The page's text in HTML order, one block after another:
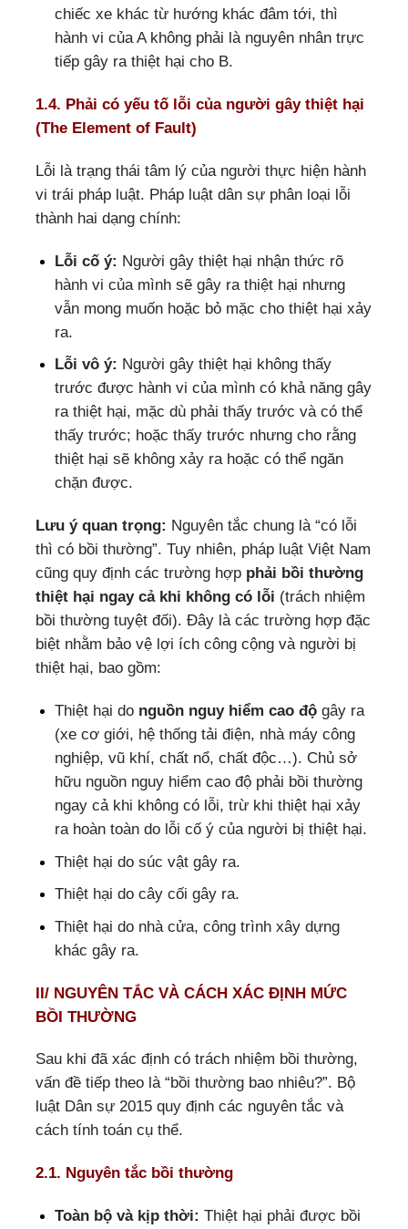
chiếc xe khác từ hướng khác đâm tới, thì
hành vi của A không phải là nguyên nhân trực
tiếp gây ra thiệt hại cho B.
1.4. Phải có yếu tố lỗi của người gây thiệt hại
(The Element of Fault)
Lỗi là trạng thái tâm lý của người thực hiện hành
vi trái pháp luật. Pháp luật dân sự phân loại lỗi
thành hai dạng chính:
Lỗi cố ý: Người gây thiệt hại nhận thức rõ
hành vi của mình sẽ gây ra thiệt hại nhưng
vẫn mong muốn hoặc bỏ mặc cho thiệt hại xảy
ra.
Lỗi vô ý: Người gây thiệt hại không thấy
trước được hành vi của mình có khả năng gây
ra thiệt hại, mặc dù phải thấy trước và có thể
thấy trước; hoặc thấy trước nhưng cho rằng
thiệt hại sẽ không xảy ra hoặc có thể ngăn
chặn được.
Lưu ý quan trọng: Nguyên tắc chung là “có lỗi
thì có bồi thường”. Tuy nhiên, pháp luật Việt Nam
cũng quy định các trường hợp phải bồi thường
thiệt hại ngay cả khi không có lỗi (trách nhiệm
bồi thường tuyệt đối). Đây là các trường hợp đặc
biệt nhằm bảo vệ lợi ích công cộng và người bị
thiệt hại, bao gồm:
Thiệt hại do nguồn nguy hiểm cao độgây ra
(xe cơ giới, hệ thống tải điện, nhà máy công
nghiệp, vũ khí, chất nổ, chất độc…). Chủ sở
hữu nguồn nguy hiểm cao độ phải bồi thường
ngay cả khi không có lỗi, trừ khi thiệt hại xảy
ra hoàn toàn do lỗi cố ý của người bị thiệt hại.
Thiệt hại do súc vật gây ra.
Thiệt hại do cây cối gây ra.
Thiệt hại do nhà cửa, công trình xây dựng
khác gây ra.
II/ NGUYÊN TẮC VÀ CÁCH XÁC ĐỊNH MỨC
BỒI THƯỜNG
Sau khi đã xác định có trách nhiệm bồi thường,
vấn đề tiếp theo là “bồi thường bao nhiêu?”. Bộ
luật Dân sự 2015 quy định các nguyên tắc và
cách tính toán cụ thể.
2.1. Nguyên tắc bồi thường
Toàn bộ và kịp thời: Thiệt hại phải được bồi